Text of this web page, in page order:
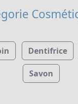
Dentifrice
Savon